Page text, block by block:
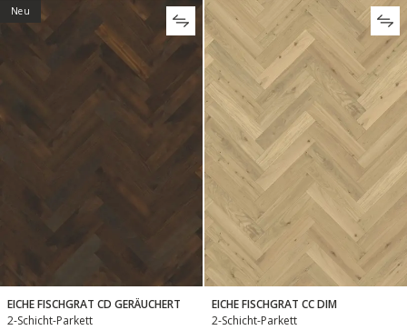
Neu
EICHE FISCHGRAT CD GERÄUCHERT
2-Schicht-Parkett
EICHE FISCHGRAT CC DIM
2-Schicht-Parkett